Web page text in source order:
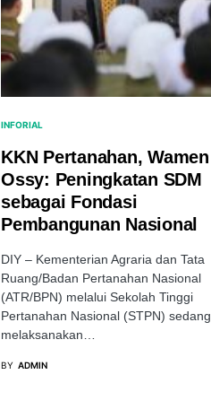
INFORIAL
KKN Pertanahan, Wamen
Ossy: Peningkatan SDM
sebagai Fondasi
Pembangunan Nasional
DIY – Kementerian Agraria dan Tata
Ruang/Badan Pertanahan Nasional
(ATR/BPN) melalui Sekolah Tinggi
Pertanahan Nasional (STPN) sedang
melaksanakan…
BY ADMIN